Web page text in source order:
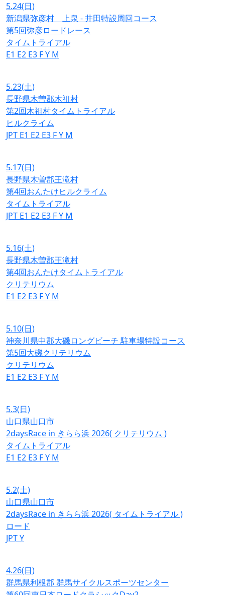
5.24(日)
新潟県弥彦村 上泉 - 井田特設周回コース
第5回弥彦ロードレース
タイムトライアル
E1 E2 E3 FY M
5.23(土)
長野県木曽郡木祖村
第2回木祖村タイムトライアル
ヒルクライム
JPT E1 E2 E3 FY M
5.17(日)
長野県木曽郡王滝村
第4回おんたけヒルクライム
タイムトライアル
JPT E1 E2 E3 FY M
5.16(土)
長野県木曽郡王滝村
第4回おんたけタイムトライアル
クリテリウム
E1 E2 E3 FY M
5.10(日)
神奈川県中郡大磯ロングビーチ 駐車場特設コース
第5回大磯クリテリウム
クリテリウム
E1 E2 E3 FY M
5.3(日)
山口県山口市
2daysRace in きらら浜 2026( クリテリウム )
タイムトライアル
E1 E2 E3 FY M
5.2(土)
山口県山口市
2daysRace in きらら浜 2026( タイムトライアル )
ロード
JPTY
4.26(日)
群馬県利根郡 群馬サイクルスポーツセンター